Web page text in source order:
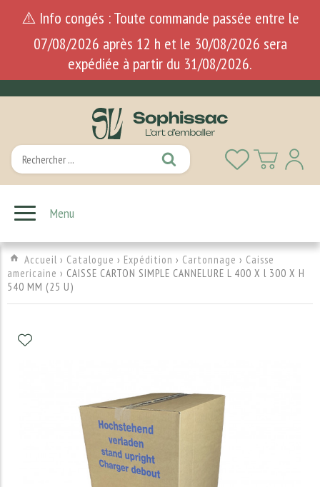
⚠️ Info congés : Toute commande passée entre le
07/08/2026 après 12 h et le 30/08/2026 sera
expédiée à partir du 31/08/2026.
Menu
Accueil › Catalogue › Expédition › Cartonnage › Caisse
americaine › CAISSE CARTON SIMPLE CANNELURE L 400 X l 300 X H
540 MM (25 U)